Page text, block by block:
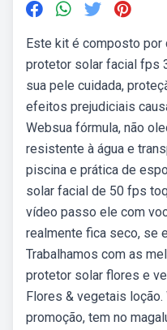
Este kit é composto por
protetor solar facial fps
sua pele cuidada,
efeitos prejudiciais
Websua fórmula, não
resistente à água e
piscina e prática de
solar facial de 50 fps
vídeo passo ele com
realmente fica seco, se
Trabalhamos com as
protetor solar flores e
Flores & vegetais
promoção, tem no